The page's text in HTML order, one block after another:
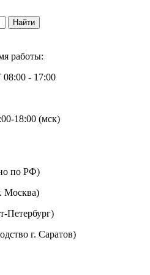
работы:
- 17:00
18:00 (мск)
по РФ)
Москва)
Петербург)
г. Саратов)